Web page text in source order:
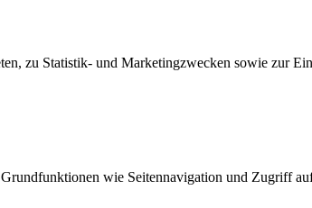
zu Statistik- und Marketingzwecken sowie zur
wie Seitennavigation und Zugriff